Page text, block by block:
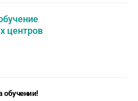
центров
обучении!